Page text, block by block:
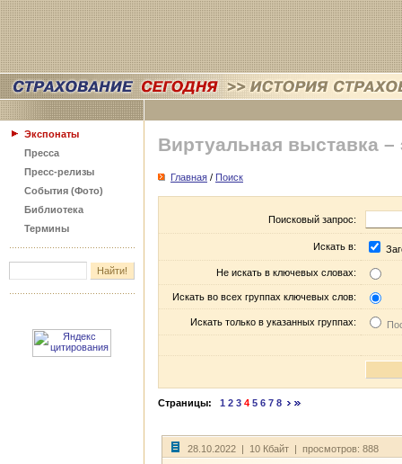
Экспонаты
Пресса
Пресс-релизы
События (Фото)
Библиотека
Термины
Виртуальная выставка –
Главная / Поиск
Поисковый запрос:
Искать в:
Не искать в ключевых словах:
Искать во всех группах ключевых слов:
Искать только в указанных группах:
Страницы: 1 2 3 4 5 6 7 8
28.10.2022 | 10 Кбайт | просмотров: 888